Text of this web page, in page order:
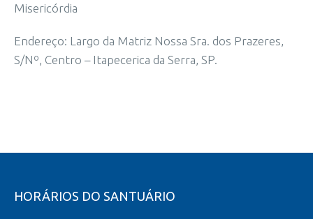
Misericórdia
Endereço: Largo da Matriz Nossa Sra. dos Prazeres,
S/Nº, Centro – Itapecerica da Serra, SP.
HORÁRIOS DO SANTUÁRIO